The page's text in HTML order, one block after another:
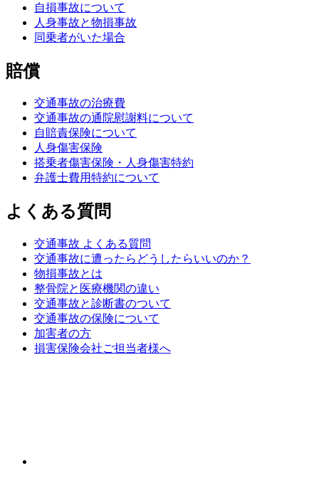
自損事故について
人身事故と物損事故
同乗者がいた場合
賠償
交通事故の治療費
交通事故の通院慰謝料について
自賠責保険について
人身傷害保険
搭乗者傷害保険・人身傷害特約
弁護士費用特約について
よくある質問
交通事故 よくある質問
交通事故に遭ったらどうしたらいいのか？
物損事故とは
整骨院と医療機関の違い
交通事故と診断書のついて
交通事故の保険について
加害者の方
損害保険会社ご担当者様へ